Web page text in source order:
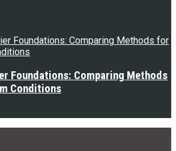
Foundations: Comparing Methods
Conditions